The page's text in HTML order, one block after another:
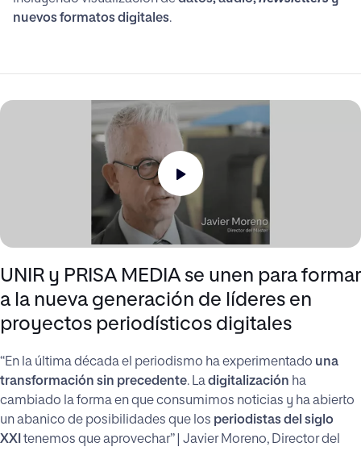
nuevos formatos digitales.
UNIR y PRISA MEDIA se unen para formar
a la nueva generación de líderes en
proyectos periodísticos digitales
“En la última década el periodismo ha experimentado una
transformación sin precedente. Ladigitalización ha
cambiado la forma en que consumimos noticias y ha abierto
un abanico de posibilidades que los periodistas del siglo
XXI tenemos que aprovechar” | Javier Moreno, Director del